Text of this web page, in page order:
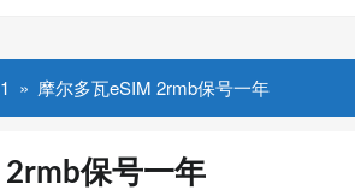
摩尔多瓦eSIM 2rmb保号一年
保号一年